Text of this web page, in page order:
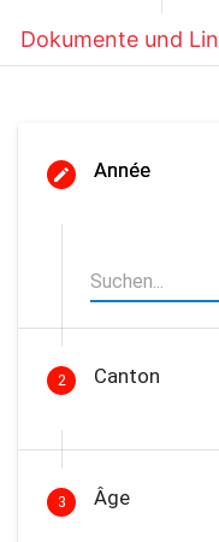
Dokumente und
Année
2 Canton
3 Âge